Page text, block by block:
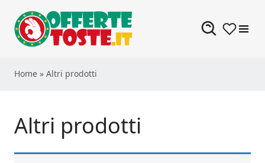
Home » Altri prodotti
Altri prodotti